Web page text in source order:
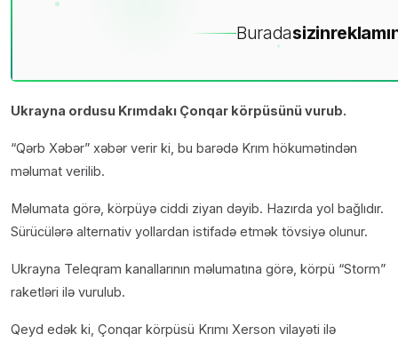
Buradasizin
Ukrayna ordusu Krımdakı Çonqar körpüsünü vurub.
“Qərb Xəbər” xəbər verir ki, bu barədə Krım hökumətindən
məlumat verilib.
Məlumata görə, körpüyə ciddi ziyan dəyib. Hazırda yol bağlıdır.
Sürücülərə alternativ yollardan istifadə etmək tövsiyə olunur.
Ukrayna Teleqram kanallarının məlumatına görə, körpü “Storm”
raketləri ilə vurulub.
Qeyd edək ki, Çonqar körpüsü Krımı Xerson vilayəti ilə